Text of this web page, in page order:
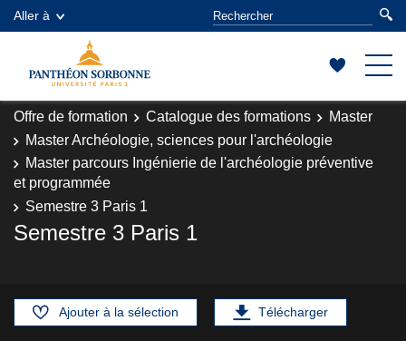
Aller à
Offre de formation Catalogue des formations
Master
Master Archéologie, sciences pour l'archéologie
Master parcours Ingénierie de l'archéologie préventive
et programmée
Semestre 3 Paris 1
Semestre 3 Paris 1
Ajouter à la sélection Télécharger